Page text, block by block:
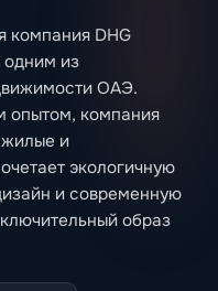
компания DHG
одним из
ОАЭ.
опытом, компания
жилые и
экологичную
и современную
образ